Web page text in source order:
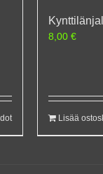
8,00 €
Lisää